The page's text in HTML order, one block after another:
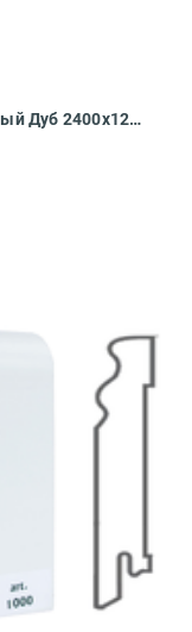
17 Плинтус Finitura Dekor Шпонированный Дуб 2400x120x15